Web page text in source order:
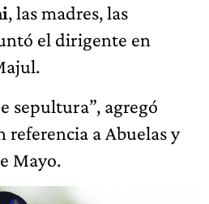
, las madres, las
el dirigente en
sepultura”, agregó
referencia a Abuelas y
Mayo.